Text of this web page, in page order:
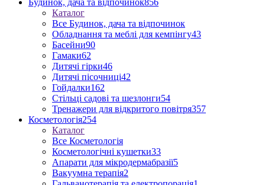
Будинок, дача та відпочинок856
Каталог
Все Будинок, дача та відпочинок
Обладнання та меблі для кемпінгу43
Басейни90
Гамаки62
Дитячі гірки46
Дитячі пісочниці42
Гойдалки162
Стільці садові та шезлонги54
Тренажери для відкритого повітря357
Косметологія254
Каталог
Все Косметологія
Косметологічні кушетки33
Апарати для мікродермабразії5
Вакуумна терапія2